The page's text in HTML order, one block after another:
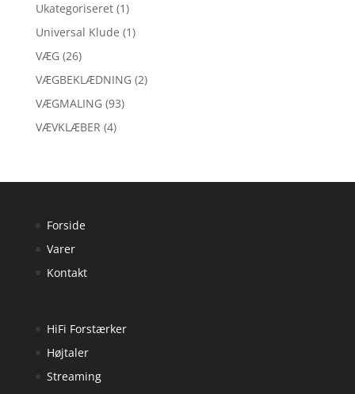
Ukategoriseret (1)
Universal Klude (1)
VÆG (26)
VÆGBEKLÆDNING (2)
VÆGMALING (93)
VÆVKLÆBER (4)
Forside
Varer
Kontakt
HiFi Forstærker
Højtaler
Streaming